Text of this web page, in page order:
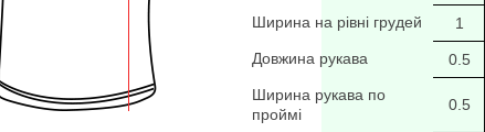
Ширина на рівні грудей 1
Довжина рукава
0.5
Ширина рукава по
проймі
0.5